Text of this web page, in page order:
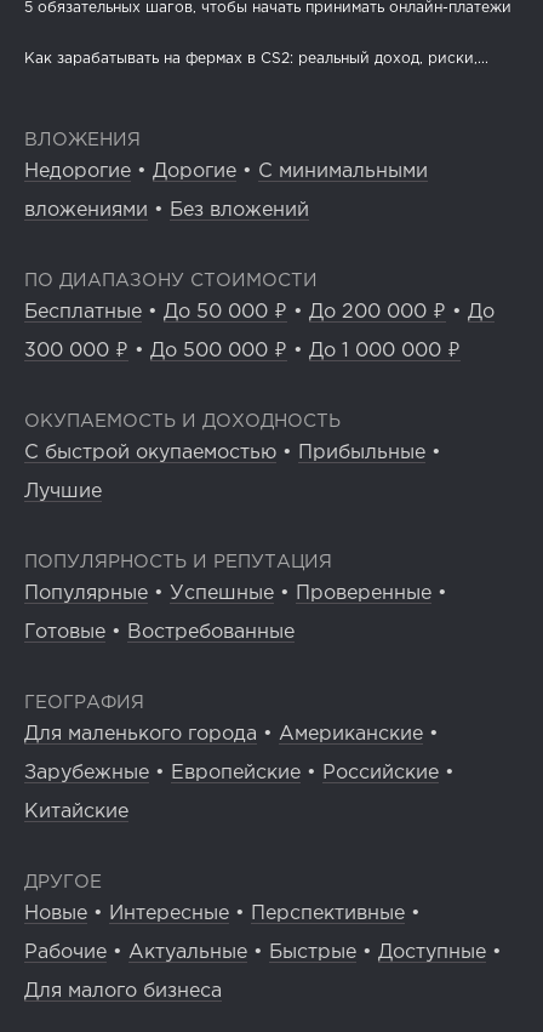
5 обязательных шагов, чтобы начать принимать онлайн-платежи
Как зарабатывать на фермах в CS2: реальный доход, риски,...
ВЛОЖЕНИЯ
Недорогие • Дорогие • С минимальными
вложениями • Без вложений
ПО ДИАПАЗОНУ СТОИМОСТИ
Бесплатные • До 50 000 ₽ • До 200 000 ₽ • До
300 000 ₽ • До 500 000 ₽ • До 1 000 000 ₽
ОКУПАЕМОСТЬ И ДОХОДНОСТЬ
С быстрой окупаемостью • Прибыльные •
Лучшие
ПОПУЛЯРНОСТЬ И РЕПУТАЦИЯ
Популярные • Успешные • Проверенные •
Готовые • Востребованные
ГЕОГРАФИЯ
Для маленького города • Американские •
Зарубежные • Европейские • Российские •
Китайские
ДРУГОЕ
Новые • Интересные • Перспективные •
Рабочие • Актуальные • Быстрые • Доступные •
Для малого бизнеса